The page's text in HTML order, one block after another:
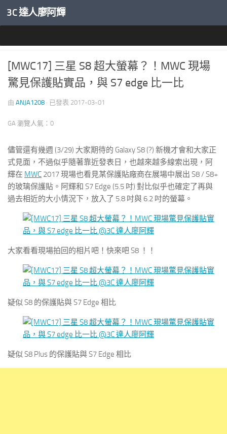
內文下方
3C 達人廖阿輝
[MWC17] 三星 S8 超大螢幕？！MWC 現場
驚見保護貼實品，與 S7 edge 比一比
由 ANJA1208 · 已發表 2017-03-01
GA 瀏覽人氣：0
儘管還有幾週 (3/29) 大家期待的 Galaxy S8 (?) 新機才會和大家正
式見面，不過似乎隨著靠近發表日，也越來越多線索出現，阿
輝在 MWC 2017 現場也看見某保護貼廠商在展場中展出 S8 / S8+
的玻璃保護貼。阿輝和 S7 Edge (5.5 吋) 對比似乎也確定了再與
過去相近的大小情況下，放入了 5.8 吋與 6.2 吋的螢幕。
大家看看現場拍回的相片吧！快來吧 S8 ！！
疑似 S8 的保護貼與 S7 Edge 相比
疑似 S8 Plus 的保護貼與 S7 Edge 相比